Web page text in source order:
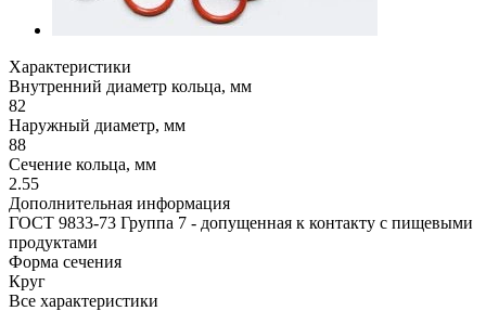
Характеристики
Внутренний диаметр кольца, мм
82
Наружный диаметр, мм
88
Сечение кольца, мм
2.55
Дополнительная информация
ГОСТ 9833-73 Группа 7 - допущенная к контакту с пищевыми
продуктами
Форма сечения
Круг
Все характеристики